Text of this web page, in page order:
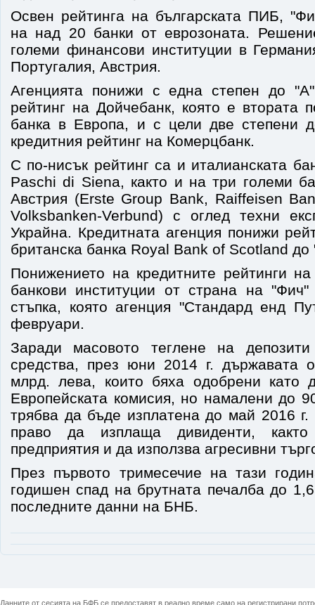
Освен рейтинга на българската ПИБ,
на над 20 банки от еврозоната.
големи финансови институции в
Португалия, Австрия.
Агенцията понижи с една степен до
рейтинг на Дойчебанк, която е втората
банка в Европа, и с цели две степени
кредитния рейтинг на Комерцбанк.
С по-нисък рейтинг са и италианската
Paschi di Siena, както и на три големи
Австрия (Erste Group Bank, Raiffeisen
Volksbanken-Verbund) с оглед техни
Украйна. Кредитната агенция понижи
британска банка Royal Bank of Scotland
Понижението на кредитните рейтинги
банкови институции от страна на "Фич"
стъпка, която агенция "Стандард енд
февруари.
Заради масовото теглене на
средства, през юни 2014 г. държавата
млрд. лева, които бяха одобрени като
Европейската комисия, но намалени до
трябва да бъде изплатена до май 2016
право да изплаща дивиденти,
предприятия и да използва агресивни
През първото тримесечие на тази
годишен спад на брутната печалба до
последните данни на БНБ.
Данните от сесията на БФБ се предоставят в реално време само на регистрирани